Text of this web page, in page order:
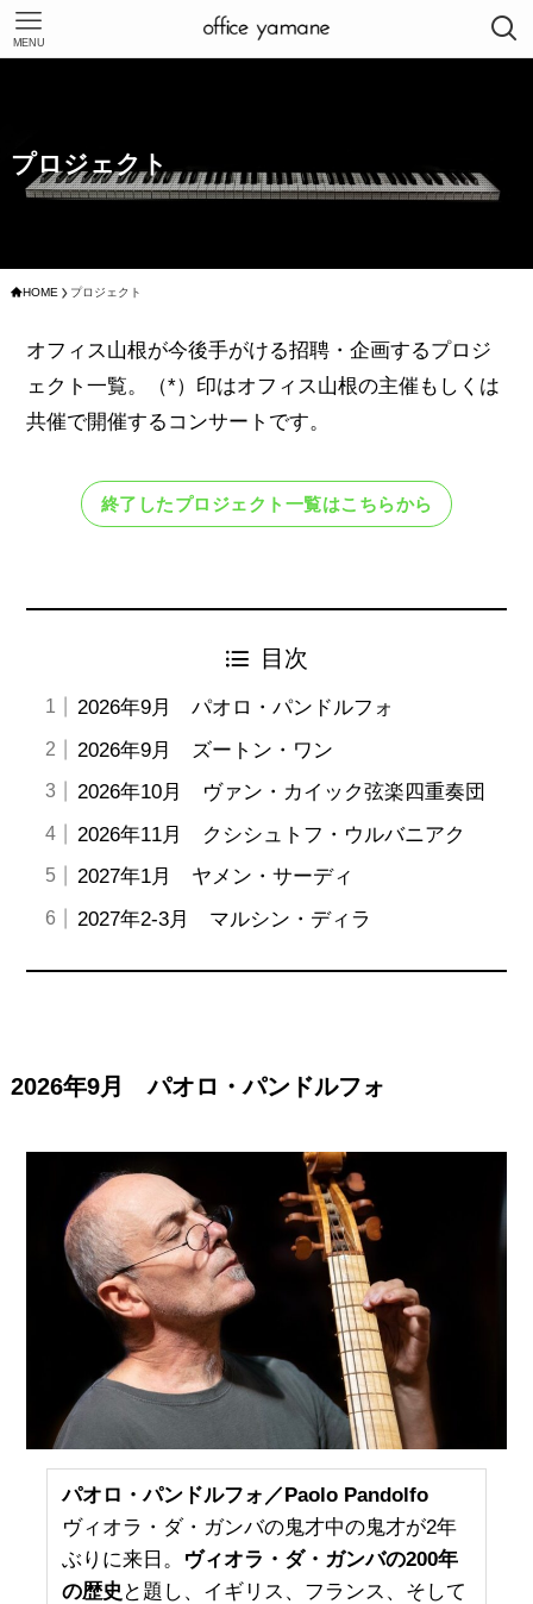
MENU
プロジェクト
HOME プロジェクト
オフィス山根が今後手がける招聘・企画するプロジ
ェクト一覧。（*）印はオフィス山根の主催もしくは
共催で開催するコンサートです。
終了したプロジェクト一覧はこちらから
目次
2026年9月 パオロ・パンドルフォ
2026年9月 ズートン・ワン
2026年10月 ヴァン・カイック弦楽四重奏団
2026年11月 クシシュトフ・ウルバニアク
2027年1月 ヤメン・サーディ
2027年2-3月 マルシン・ディラ
2026年9月 パオロ・パンドルフォ
パオロ・パンドルフォ／Paolo Pandolfo
ヴィオラ・ダ・ガンバの鬼才中の鬼才が2年
ぶりに来日。 ヴィオラ・ダ・ガンバの200年
の歴史 と題し、イギリス、フランス、そして